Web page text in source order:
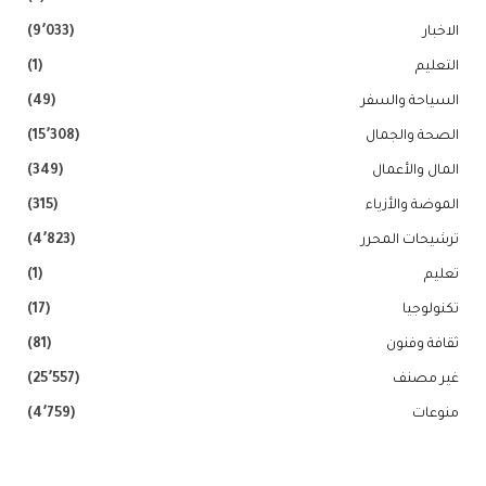
الاخبار (9٬033)
التعليم (1)
السياحة والسفر (49)
الصحة والجمال (15٬308)
المال والأعمال (349)
الموضة والأزياء (315)
ترشيحات المحرر (4٬823)
تعليم (1)
تكنولوجيا (17)
ثقافة وفنون (81)
غير مصنف (25٬557)
منوعات (4٬759)